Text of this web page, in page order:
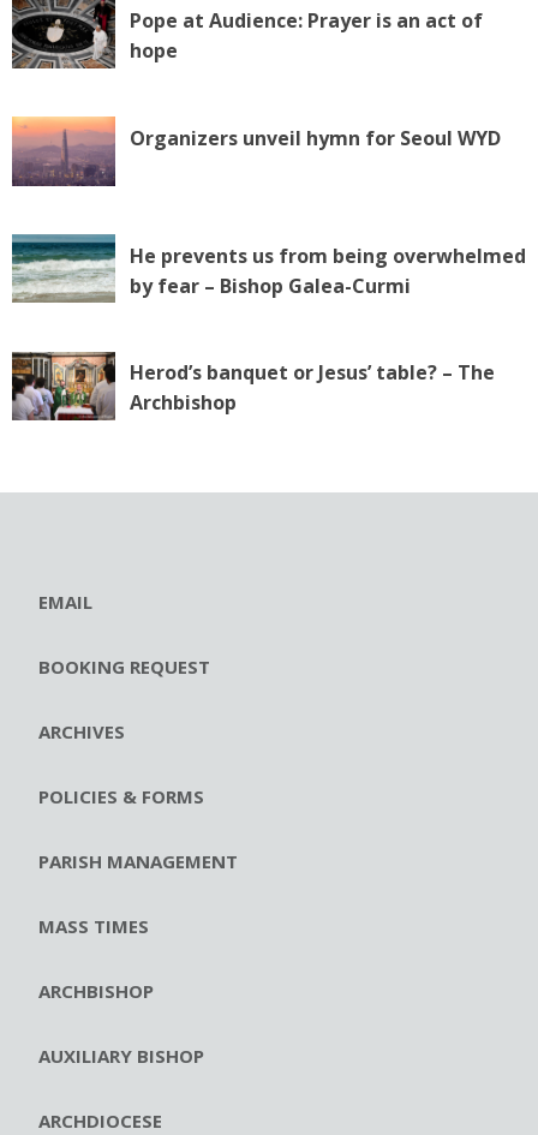
Pope at Audience: Prayer is an act of
hope
Organizers unveil hymn for Seoul WYD
He prevents us from being overwhelmed
by fear – Bishop Galea-Curmi
Herod’s banquet or Jesus’ table? – The
Archbishop
EMAIL
BOOKING REQUEST
ARCHIVES
POLICIES & FORMS
PARISH MANAGEMENT
MASS TIMES
ARCHBISHOP
AUXILIARY BISHOP
ARCHDIOCESE